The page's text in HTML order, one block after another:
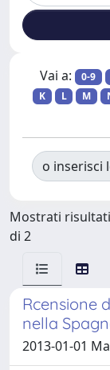
Vai a: 0-9
K
L M
o inserisci
Mostrati
di 2
Rcensione
nella
2013-01-01